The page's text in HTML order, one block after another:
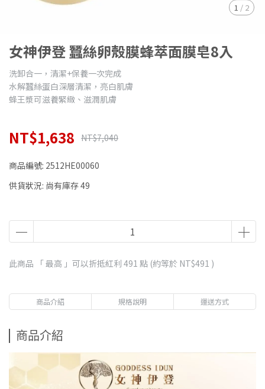
1 / 2
女神伊登 蠶絲卵殼膜蜂萃面膜皂8入
洗卸合一，清潔+保養一次完成
水解蠶絲蛋白深層清潔，亮白肌膚
蜂王漿可滋養緊緻、滋潤肌膚
NT$1,638 NT$7,040
商品編號: 2512HE00060
供貨狀況: 尚有庫存 49
此商品 「 最高 」可以折抵紅利 491 點 (約等於 NT$491 )
商品介紹 規格說明 運送方式
商品介紹